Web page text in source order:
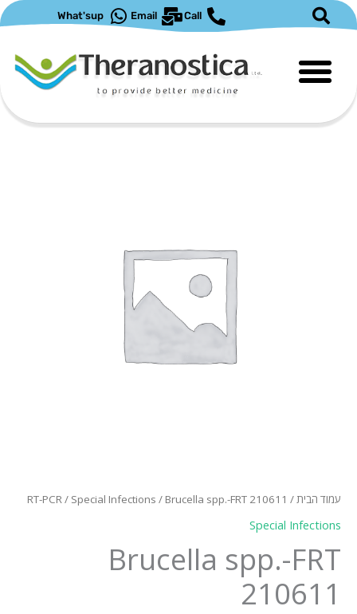
Call
Email
What'sup
עמוד הבית/
RT-PCR/ Special Infections / Brucella spp.-FRT 210611
Special Infections
Brucella spp.-FRT
210611